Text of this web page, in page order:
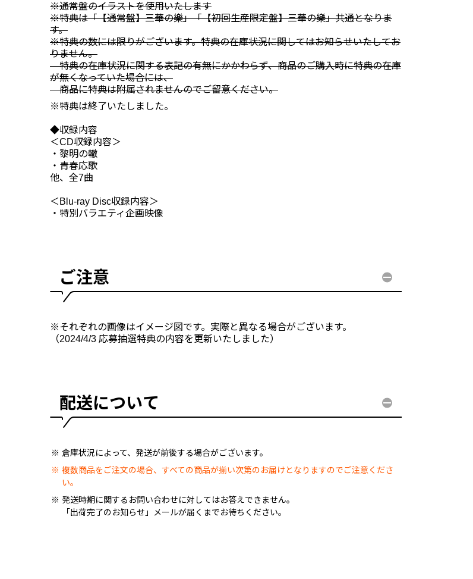
※通常盤のイラストを使用いたします
※特典は「【通常盤】三華の樂」「【初回生産限定盤】三華の樂」共通となりま
す。
※特典の数には限りがございます。特典の在庫状況に関してはお知らせいたしてお
りません。
特典の在庫状況に関する表記の有無にかかわらず、商品のご購入時に特典の在庫
が無くなっていた場合には、
商品に特典は附属されませんのでご留意ください。
※特典は終了いたしました。
◆収録内容
＜CD収録内容＞
・黎明の轍
・青春応歌
他、全7曲
＜Blu-ray Disc収録内容＞
・特別バラエティ企画映像
ご注意
※それぞれの画像はイメージ図です。実際と異なる場合がございます。
（2024/4/3 応募抽選特典の内容を更新いたしました）
配送について
倉庫状況によって、発送が前後する場合がございます。
複数商品をご注文の場合、すべての商品が揃い次第のお届けとなりますのでご注意くださ
い。
発送時期に関するお問い合わせに対してはお答えできません。
「出荷完了のお知らせ」メールが届くまでお待ちください。